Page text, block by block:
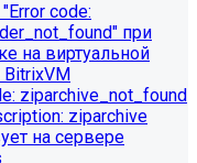
которому в
таблицы.
сode:
при
на виртуальной
ziparchive_not_found
ziparchive
на сервере